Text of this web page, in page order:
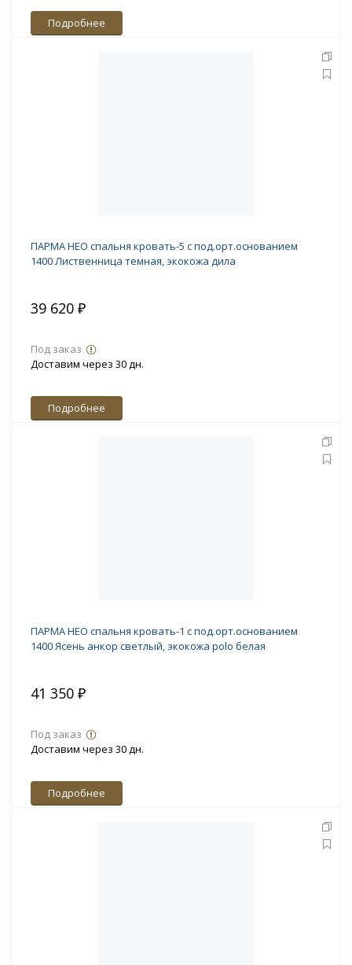
Подробнее
ПАРМА НЕО спальня кровать-5 с под.орт.основанием
1400 Лиственница темная, экокожа дила
39 620 ₽
Под заказ
Доставим через 30 дн.
Подробнее
ПАРМА НЕО спальня кровать-1 с под.орт.основанием
1400 Ясень анкор светлый, экокожа polo белая
41 350 ₽
Под заказ
Доставим через 30 дн.
Подробнее